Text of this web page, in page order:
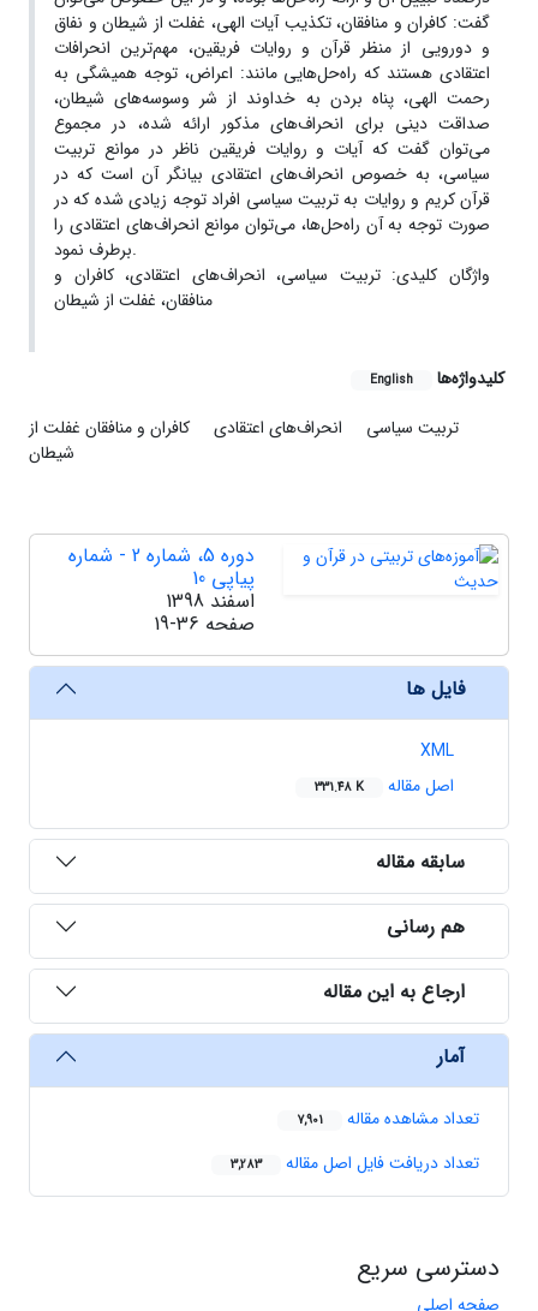
گفت: کافران و منافقان، تکذیب آیات الهی،‌ غفلت از شیطان و نفاق
و دورویی از منظر قرآن و روایات فریقین، مهم‌ترین انحرافات
اعتقادی هستند که راه‌حل‌هایی مانند: اعراض، توجه همیشگی به
رحمت الهی، پناه بردن به خداوند از شر وسوسه‌های شیطان،
صداقت دینی برای انحراف‌های مذکور ارائه شده، در مجموع
می‌توان گفت که آیات و روایات فریقین ناظر در موانع تربیت
سیاسی، به خصوص انحراف‌های اعتقادی بیانگر آن است که در
قرآن کریم و روایات به تربیت سیاسی افراد توجه زیادی شده که در
صورت توجه به آن راه‌حل‌ها، می‌توان موانع انحراف‌های اعتقادی را
برطرف نمود.
واژگان کلیدی: تربیت سیاسی، انحراف‌های اعتقادی، کافران و
منافقان، غفلت از شیطان
کلیدواژه‌ها English
تربیت سیاسی انحراف‌های اعتقادی کافران و منافقان غفلت از
شیطان
دوره 5، شماره 2 - شماره
پیاپی 10
اسفند 1398
صفحه 19-36
فایل ها
XML
اصل مقاله
331.48 K
سابقه مقاله
هم رسانی
ارجاع به این مقاله
آمار
تعداد مشاهده مقاله 7,901
تعداد دریافت فایل اصل مقاله 3,283
دسترسی سریع
صفحه اصلی